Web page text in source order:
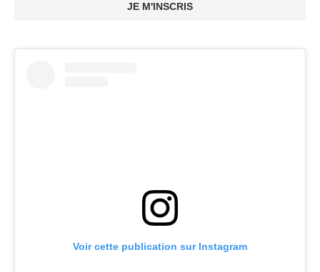
JE M'INSCRIS
Voir cette publication sur Instagram